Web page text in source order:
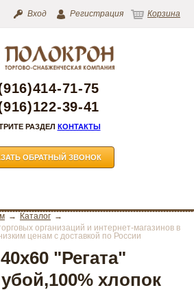
Вход Регистрация Корзина
71-75
39-41
РАЗДЕЛ КОНТАКТЫ
ОБРАТНЫЙ ЗВОНОК
Каталог
организаций и интернет-магазинов в
ценам с доставкой по России
"Регата"
хлопок